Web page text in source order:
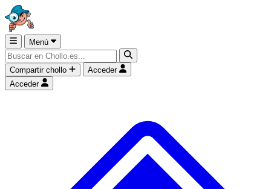
Menú
Compartir chollo
Acceder
Acceder